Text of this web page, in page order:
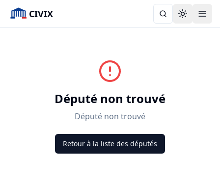
CIVIX Toggle
Député non trouvé
Député non trouvé
Retour à la liste des députés